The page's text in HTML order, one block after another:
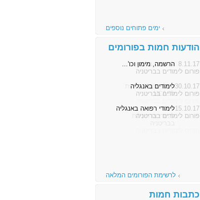
ימים פתוחים נוספים
הודעות חמות בפורומים
8.11.17 הרשמה, מימון וכו'...
פורום לימודים בבריטניה
30.10.17לימודים באנגליה
פורום לימודים בבריטניה
15.10.17לימודי רפואה באנגליה
פורום לימודים בבריטניה
לרשימת הפורומים המלאה
כתבות חמות